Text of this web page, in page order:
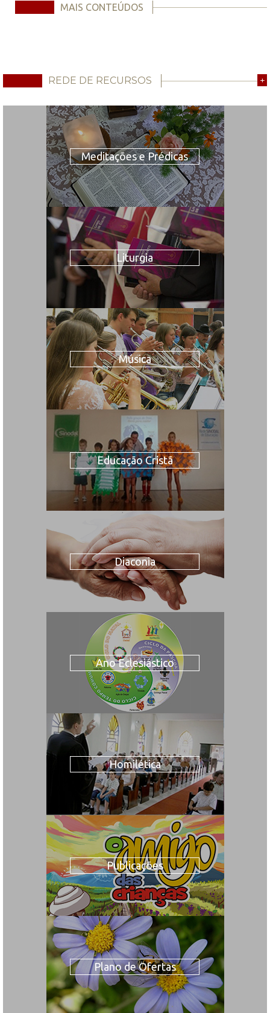
MAIS CONTEÚDOS
REDE DE RECURSOS +
Meditações e Prédicas
Liturgia
Música
Educação Cristã
Diaconia
Ano Eclesiástico
Homilética
Publicações
Plano de Ofertas